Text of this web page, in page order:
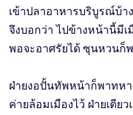
เข้าปลาอาหารบริบูรณ์บ้า
จึงบอกว่า ไปข้างหน้านี้มี
พอจะอาศรัยได้ ซุนหวนก็
ฝ่ายงอปั้นทัพหน้าก็พาทหา
ค่ายล้อมเมืองไว้ ฝ่ายเตีย